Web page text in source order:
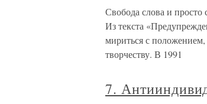
Свобода слова и
Из текста
мириться с положением,
творчеству. В 1991
7.